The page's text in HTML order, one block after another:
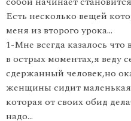
Есть несколько вещей
меня из второго урока…
1-Мне всегда казалось
в острых моментах,я веду
сдержанный человек,но
женщины сидит
которая от своих обид
надо…